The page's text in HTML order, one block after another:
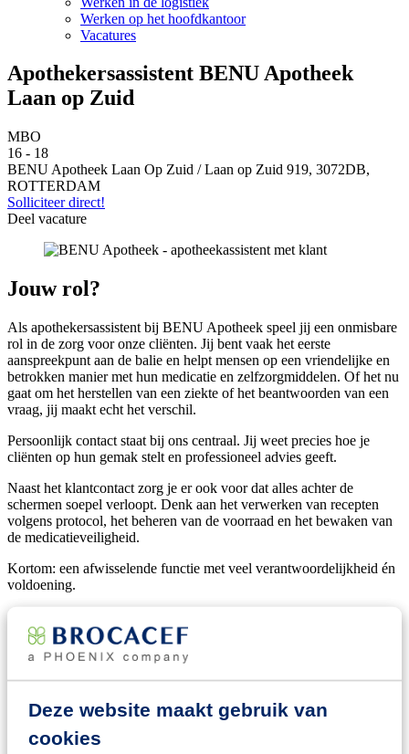
Deze website maakt gebruik van
cookies
Werken op het hoofdkantoor
Vacatures
Apothekersassistent BENU Apotheek
Laan op Zuid
MBO
16 - 18
BENU Apotheek Laan Op Zuid / Laan op Zuid 919, 3072DB,
ROTTERDAM
Solliciteer direct!
Deel vacature
Jouw rol?
Als apothekersassistent bij BENU Apotheek speel jij een onmisbare
rol in de zorg voor onze cliënten. Jij bent vaak het eerste
aanspreekpunt aan de balie en helpt mensen op een vriendelijke en
betrokken manier met hun medicatie en zelfzorgmiddelen. Of het nu
gaat om het herstellen van een ziekte of het beantwoorden van een
vraag, jij maakt echt het verschil.
Persoonlijk contact staat bij ons centraal. Jij weet precies hoe je
cliënten op hun gemak stelt en professioneel advies geeft.
Naast het klantcontact zorg je er ook voor dat alles achter de
schermen soepel verloopt. Denk aan het verwerken van recepten
volgens protocol, het beheren van de voorraad en het bewaken van
de medicatieveiligheid.
Kortom: een afwisselende functie met veel verantwoordelijkheid én
voldoening.
In welke apotheek ga jij het verschil
maken?
medicijnen ophaalt. Gelegen in Rotterdam zuid, werken we nauw
samen met huisartsen en andere zorgprofessionals in de regio om
onze patiënten de best mogelijke zorg te bieden. Onze apotheek